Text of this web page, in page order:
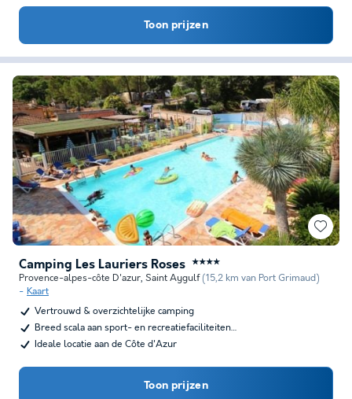
Toon prijzen
Camping Les Lauriers Roses ★★★★
Provence-alpes-côte D'azur, Saint Aygulf (15,2 km van Port Grimaud)
Kaart
Vertrouwd & overzichtelijke camping
Breed scala aan sport- en recreatiefaciliteiten…
Ideale locatie aan de Côte d'Azur
Toon prijzen